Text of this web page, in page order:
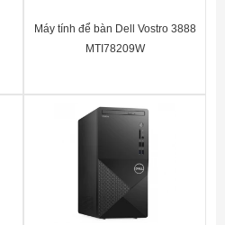
Máy tính để bàn Dell Vostro 3888
MTI78209W